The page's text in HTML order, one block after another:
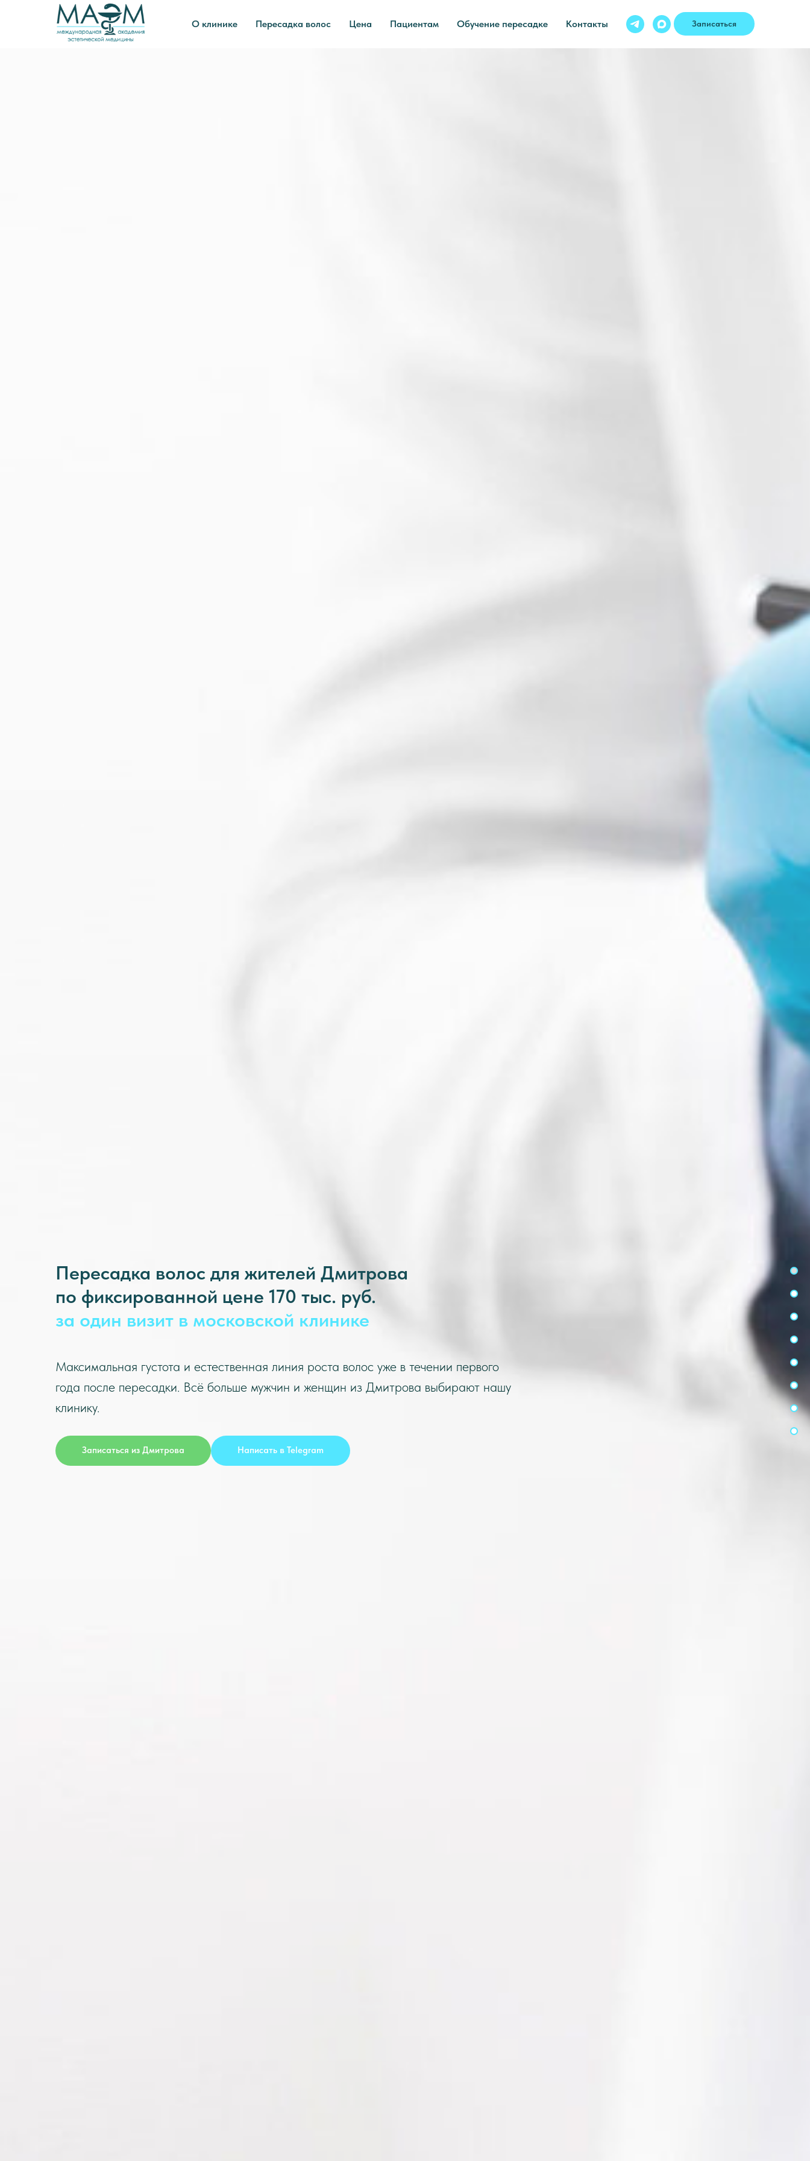
О клинике Пересадка волос Цена Пациентам Обучение пересадке Контакты Записаться
Пересадка волос для жителей Дмитрова
по фиксированной цене 170 тыс. руб.
за один визит в московской клинике
Максимальная густота и естественная линия роста волос уже в течении первого
года после пересадки. Всё больше мужчин и женщин из Дмитрова выбирают нашу
клинику.
Записаться из Дмитрова Написать в Telegram